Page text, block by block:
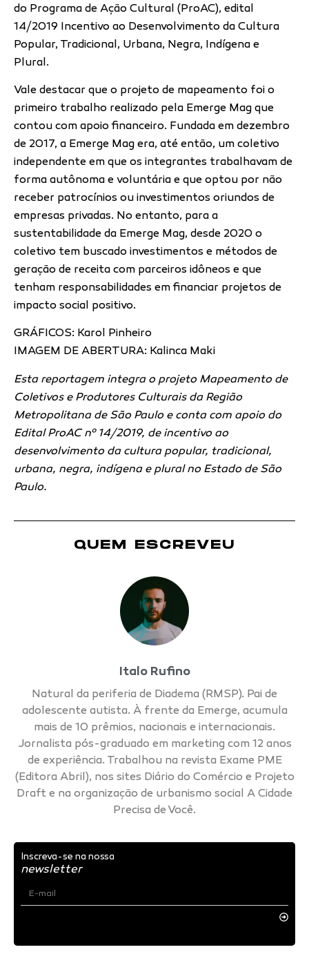
do Programa de Ação Cultural (ProAC), edital
14/2019 Incentivo ao Desenvolvimento da Cultura
Popular, Tradicional, Urbana, Negra, Indígena e
Plural.
Vale destacar que o projeto de mapeamento foi o
primeiro trabalho realizado pela Emerge Mag que
contou com apoio financeiro. Fundada em dezembro
de 2017, a Emerge Mag era, até então, um coletivo
independente em que os integrantes trabalhavam de
forma autônoma e voluntária e que optou por não
receber patrocínios ou investimentos oriundos de
empresas privadas. No entanto, para a
sustentabilidade da Emerge Mag, desde 2020 o
coletivo tem buscado investimentos e métodos de
geração de receita com parceiros idôneos e que
tenham responsabilidades em financiar projetos de
impacto social positivo.
GRÁFICOS: Karol Pinheiro
IMAGEM DE ABERTURA: Kalinca Maki
Esta reportagem integra o projeto Mapeamento de
Coletivos e Produtores Culturais da Região
Metropolitana de São Paulo e conta com apoio do
Edital ProAC nº 14/2019, de incentivo ao
desenvolvimento da cultura popular, tradicional,
urbana, negra, indígena e plural no Estado de São
Paulo.
QUEM ESCREVEU
Italo Rufino
Natural da periferia de Diadema (RMSP). Pai de
adolescente autista. À frente da Emerge, acumula
mais de 10 prêmios, nacionais e internacionais.
Jornalista pós-graduado em marketing com 12 anos
de experiência. Trabalhou na revista Exame PME
(Editora Abril), nos sites Diário do Comércio e Projeto
Draft e na organização de urbanismo social A Cidade
Precisa de Você.
Inscreva-se na nossa
newsletter